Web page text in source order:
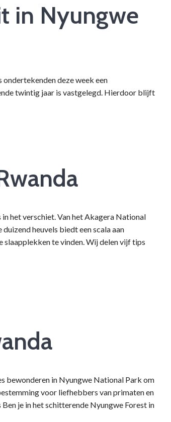
in Nyungwe
deze week een
twintig jaar is vastgelegd. Hierdoor blijft
in het verschiet. Van het Akagera National
heuvels biedt een scala aan
te vinden. Wij delen vijf tips
bewonderen in Nyungwe National Park om
voor liefhebbers van primaten en
je in het schitterende Nyungwe Forest in